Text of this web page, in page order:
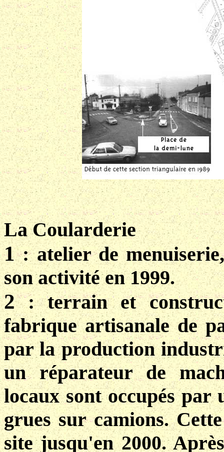
La Coularderie
1: atelier de
son activité en 1999.
2: terrain et
fabrique artisanale de
par la production
un réparateur de
locaux sont occupés par
grues sur camions.
site jusqu'en 2000.